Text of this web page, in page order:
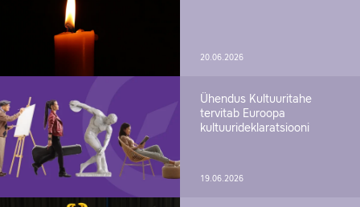
20.06.2026
Ühendus Kultuuritahe
tervitab Euroopa
kultuurideklaratsiooni
19.06.2026